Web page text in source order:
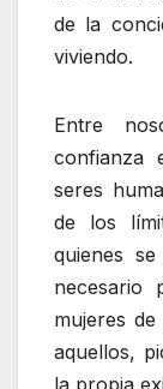
de la
viviendo.
Entre
confianza
seres
de los
quienes
necesario
mujeres
aquellos,
la propia